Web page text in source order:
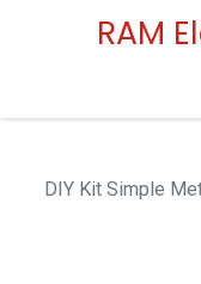
DIY Kit Simple